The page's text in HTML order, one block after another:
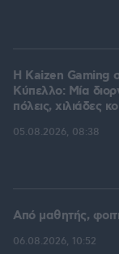
H Kaizen Gaming
Kύπελλο: Μία
πόλεις, χιλιάδες
05.08.2026, 08:38
Από μαθητής,
06.08.2026, 10:52